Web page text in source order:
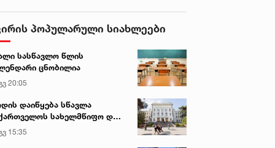
პოპულარული სიახლეები
სასწავლო წლის
ცნობილია
20:05
დაიწყება სწავლა
სახელმწიფო და
უნივერსიტეტებში
15:35